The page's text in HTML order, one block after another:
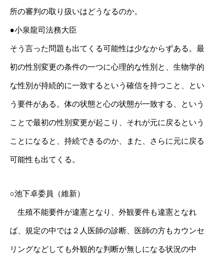
所の審判の取り扱いはどうなるのか。
●小泉龍司法務大臣
そう言った問題も出てくる可能性は少なからずある。最
初の性別変更の条件の一つに心理的な性別と、生物学的
な性別が持続的に一致するという確信を持つこと、とい
う要件がある。体の状態と心の状態が一致する、という
ことで最初の性別変更が起こり、それが元に戻るという
ことになると、持続できるのか、また、さらに元に戻る
可能性も出てくる。
○池下卓委員（維新）
生殖不能要件が違憲となり、外観要件も違憲となれ
ば、規定の中では２人医師の診断、医師の方もカウンセ
リングなどしても外観的な判断が無しになる状況の中